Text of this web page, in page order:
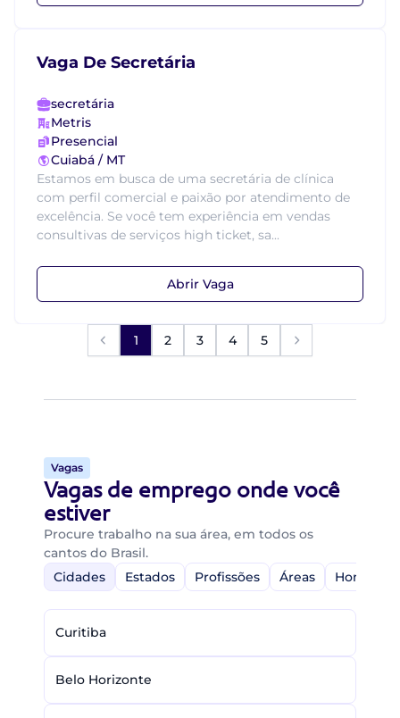
Vaga De Secretária
secretária
Metris
Presencial
Cuiabá / MT
Estamos em busca de uma secretária de clínica
com perfil comercial e paixão por atendimento de
excelência. Se você tem experiência em vendas
consultivas de serviços high ticket, sa...
Abrir Vaga
1 2 3 4 5
Vagas
Vagas de emprego onde você
estiver
Procure trabalho na sua área, em todos os
cantos do Brasil.
Cidades
Estados Profissões Áreas Home-
Curitiba
Belo Horizonte